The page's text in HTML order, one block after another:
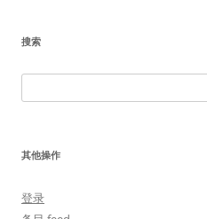
搜索
索：
其他操作
登录